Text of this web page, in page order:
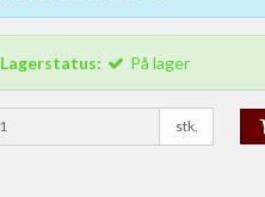
Lagerstatus: På lager
stk.